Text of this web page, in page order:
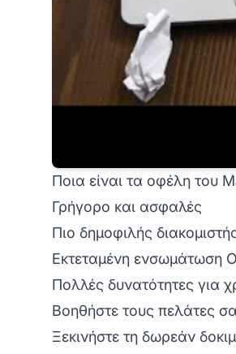
Ποια είναι τα οφέλη του
Γρήγορο και ασφαλές
Πιο δημοφιλής
Εκτεταμένη ενσωμάτωση
Πολλές δυνατότητες για
Βοηθήστε τους πελάτες
Ξεκινήστε τη δωρεάν